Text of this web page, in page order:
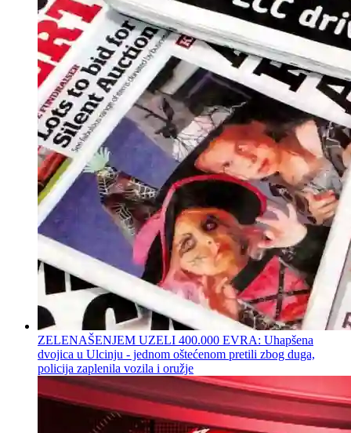
ZELENAŠENJEM UZELI 400.000 EVRA: Uhapšena
dvojica u Ulcinju - jednom oštećenom pretili zbog duga,
policija zaplenila vozila i oružje